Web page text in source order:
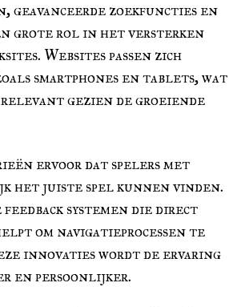
geavanceerde zoekfuncties en
grote rol in het versterken
Websites passen zich
smartphones en tablets, wat
gezien de groeiende
ervoor dat spelers met
het juiste spel kunnen vinden.
systemen die direct
om navigatieprocessen te
innovaties wordt de ervaring
en persoonlijker.